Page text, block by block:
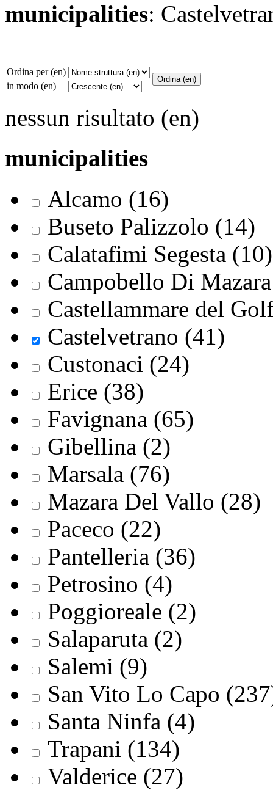
municipalities:
Ordina per (en)
in modo (en)
nessun risultato (en)
municipalities
Alcamo (16)
Buseto Palizzolo (14)
Calatafimi Segesta (10)
Campobello Di
Castellammare del
Castelvetrano (41)
Custonaci (24)
Erice (38)
Favignana (65)
Gibellina (2)
Marsala (76)
Mazara Del Vallo (28)
Paceco (22)
Pantelleria (36)
Petrosino (4)
Poggioreale (2)
Salaparuta (2)
Salemi (9)
San Vito Lo Capo
Santa Ninfa (4)
Trapani (134)
Valderice (27)